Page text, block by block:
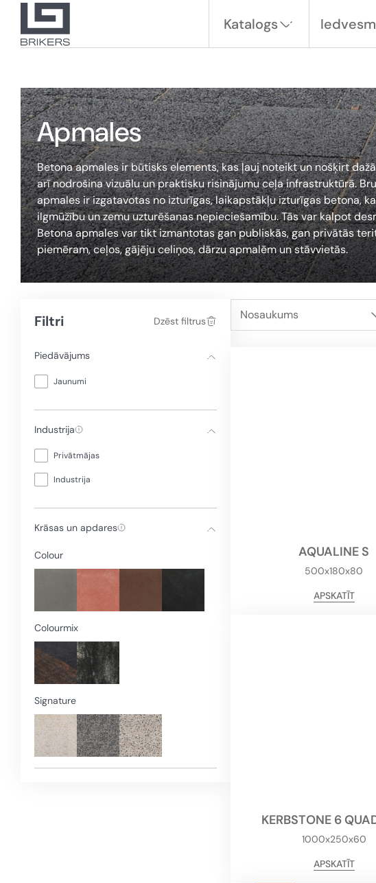
Katalogs
Apmales
Betona apmales ir būtisks elements, kas ļauj noteikt un nošķirt
arī nodrošina vizuālu un praktisku risinājumu ceļa infrastruktūrā.
apmales ir izgatavotas no izturīgas, laikapstākļu izturīgas betona,
ilgmūžību un zemu uzturēšanas nepieciešamību. Tās var kalpot
Betona apmales var tikt izmantotas gan publiskās, gan privātās
piemēram, ceļos, gājēju celiņos, dārzu apmalēm un stāvvietās.
Filtri Dzēst filtrus
Piedāvājums
Jaunumi
Industrija
Privātmājas
Industrija
Krāsas un apdares
Colour
Colourmix
Signature
Nosaukums
AQUALINE S
500x180x80
APSKATĪT
KERBSTONE 6
1000x250x60
APSKATĪT